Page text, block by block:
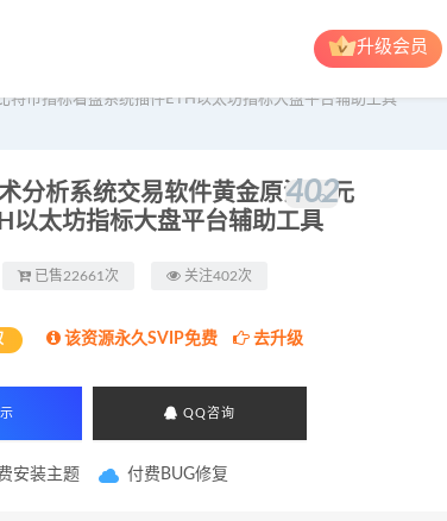
升级会员
币指标看盘系统插件ETH以太坊指标大盘平台辅助工具
分析系统交易软件黄金原油二元
以太坊指标大盘平台辅助工具
402
。
已售22661次 关注402次
该资源永久SVIP免费 去升级
QQ咨询
安装主题 付费BUG修复